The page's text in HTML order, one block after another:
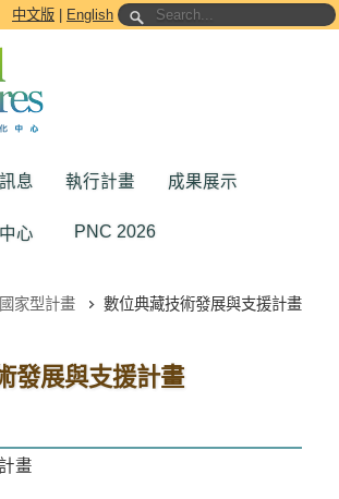
中文版 English
息 執行計畫 成果展示
心 PNC 2026
國家型計畫 數位典藏技術發展與支援計畫
發展與支援計畫
畫